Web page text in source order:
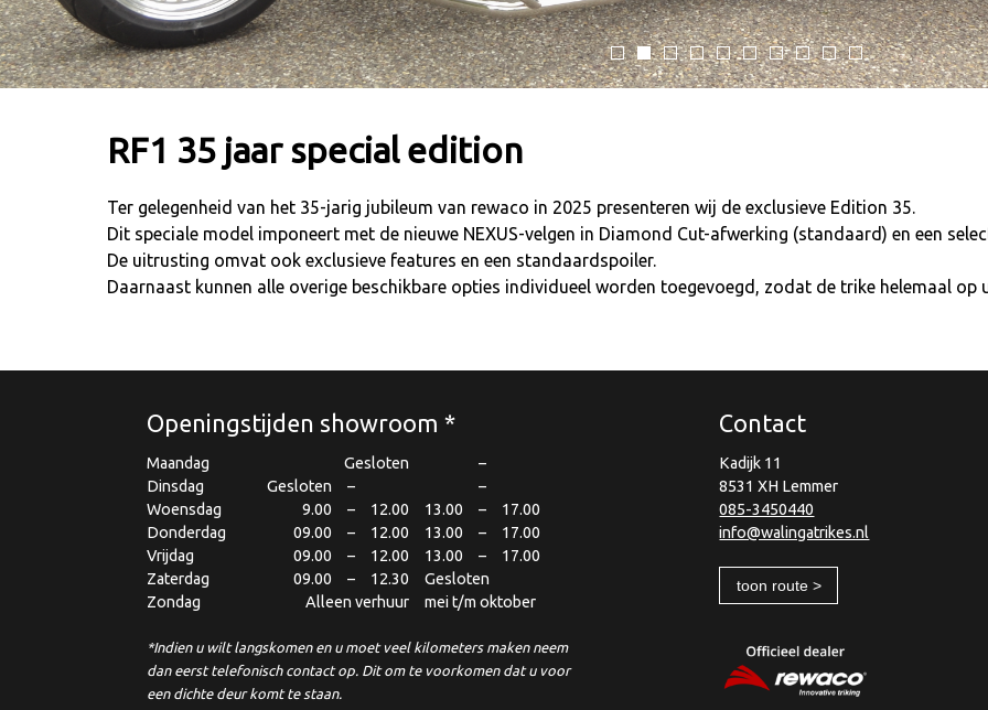
RF1 35 jaar special edition
Ter gelegenheid van het 35-jarig jubileum van rewaco in 2025 presenteren wij de exclusieve Edition 35.
Dit speciale model imponeert met de nieuwe NEXUS-velgen in Diamond Cut-afwerking (standaard) en een
De uitrusting omvat ook exclusieve features en een standaardspoiler.
Daarnaast kunnen alle overige beschikbare opties individueel worden toegevoegd, zodat de trike helemaal op
Openingstijden showroom *
Maandag Gesloten
–
Dinsdag
Gesloten –
–
Woensdag
9.00 – 12.00 13.00 –
17.00
Donderdag
09.00 – 12.00 13.00 –
17.00
Vrijdag
09.00 – 12.00 13.00 –
17.00
Zaterdag
09.00 – 12.30
Gesloten
Zondag
Alleen verhuur mei t/m oktober
*Indien u wilt langskomen en u moet veel kilometers maken neem
dan eerst telefonisch contact op. Dit om te voorkomen dat u voor
een dichte deur komt te staan.
Contact
Kadijk 11
8531 XH Lemmer
085-3450440
info@walingatrikes.nl
toon route >